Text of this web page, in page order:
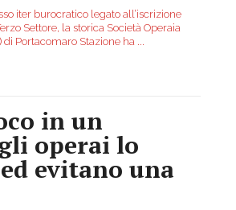
iter burocratico legato all’iscrizione
Settore, la storica Società Operaia
di Portacomaro Stazione ha
in un
operai lo
evitano una